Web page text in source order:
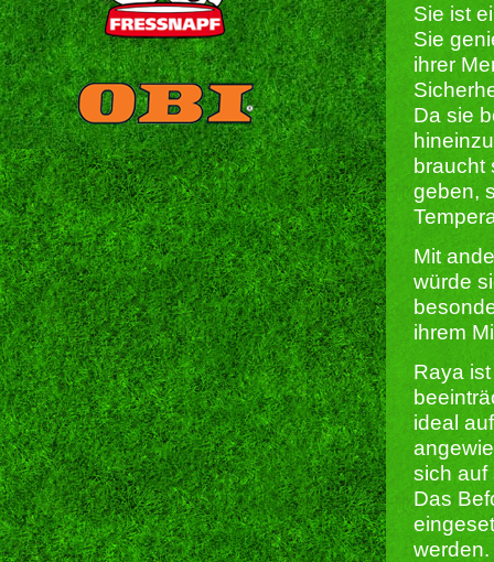
Sie ist
Sie
ihrer
Da sie
braucht
geben,
Mit
würde
ihrem
Raya
ideal
sich auf
Das
werden.